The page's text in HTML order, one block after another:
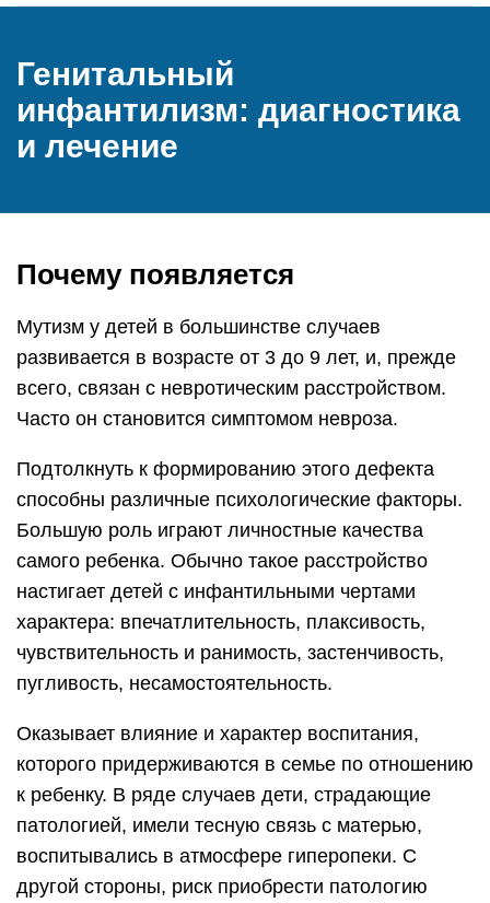
Генитальный
инфантилизм: диагностика
и лечение
Почему появляется
Мутизм у детей в большинстве случаев
развивается в возрасте от 3 до 9 лет, и, прежде
всего, связан с невротическим расстройством.
Часто он становится симптомом невроза.
Подтолкнуть к формированию этого дефекта
способны различные психологические факторы.
Большую роль играют личностные качества
самого ребенка. Обычно такое расстройство
настигает детей с инфантильными чертами
характера: впечатлительность, плаксивость,
чувствительность и ранимость, застенчивость,
пугливость, несамостоятельность.
Оказывает влияние и характер воспитания,
которого придерживаются в семье по отношению
к ребенку. В ряде случаев дети, страдающие
патологией, имели тесную связь с матерью,
воспитывались в атмосфере гиперопеки. С
другой стороны, риск приобрести патологию